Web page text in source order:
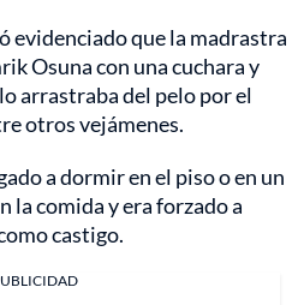
evidenciado que la madrastra
Osuna con una cuchara y
arrastraba del pelo por el
otros vejámenes.
a dormir en el piso o en un
la comida y era forzado a
castigo.